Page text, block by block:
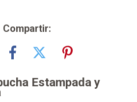
Compartir:
Estampada y